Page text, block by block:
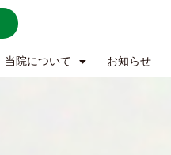
当院について お知らせ